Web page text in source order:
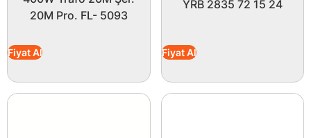
20M Pro. FL- 5093
Fiyat Al
YRB 2835 72 15 24
Fiyat Al